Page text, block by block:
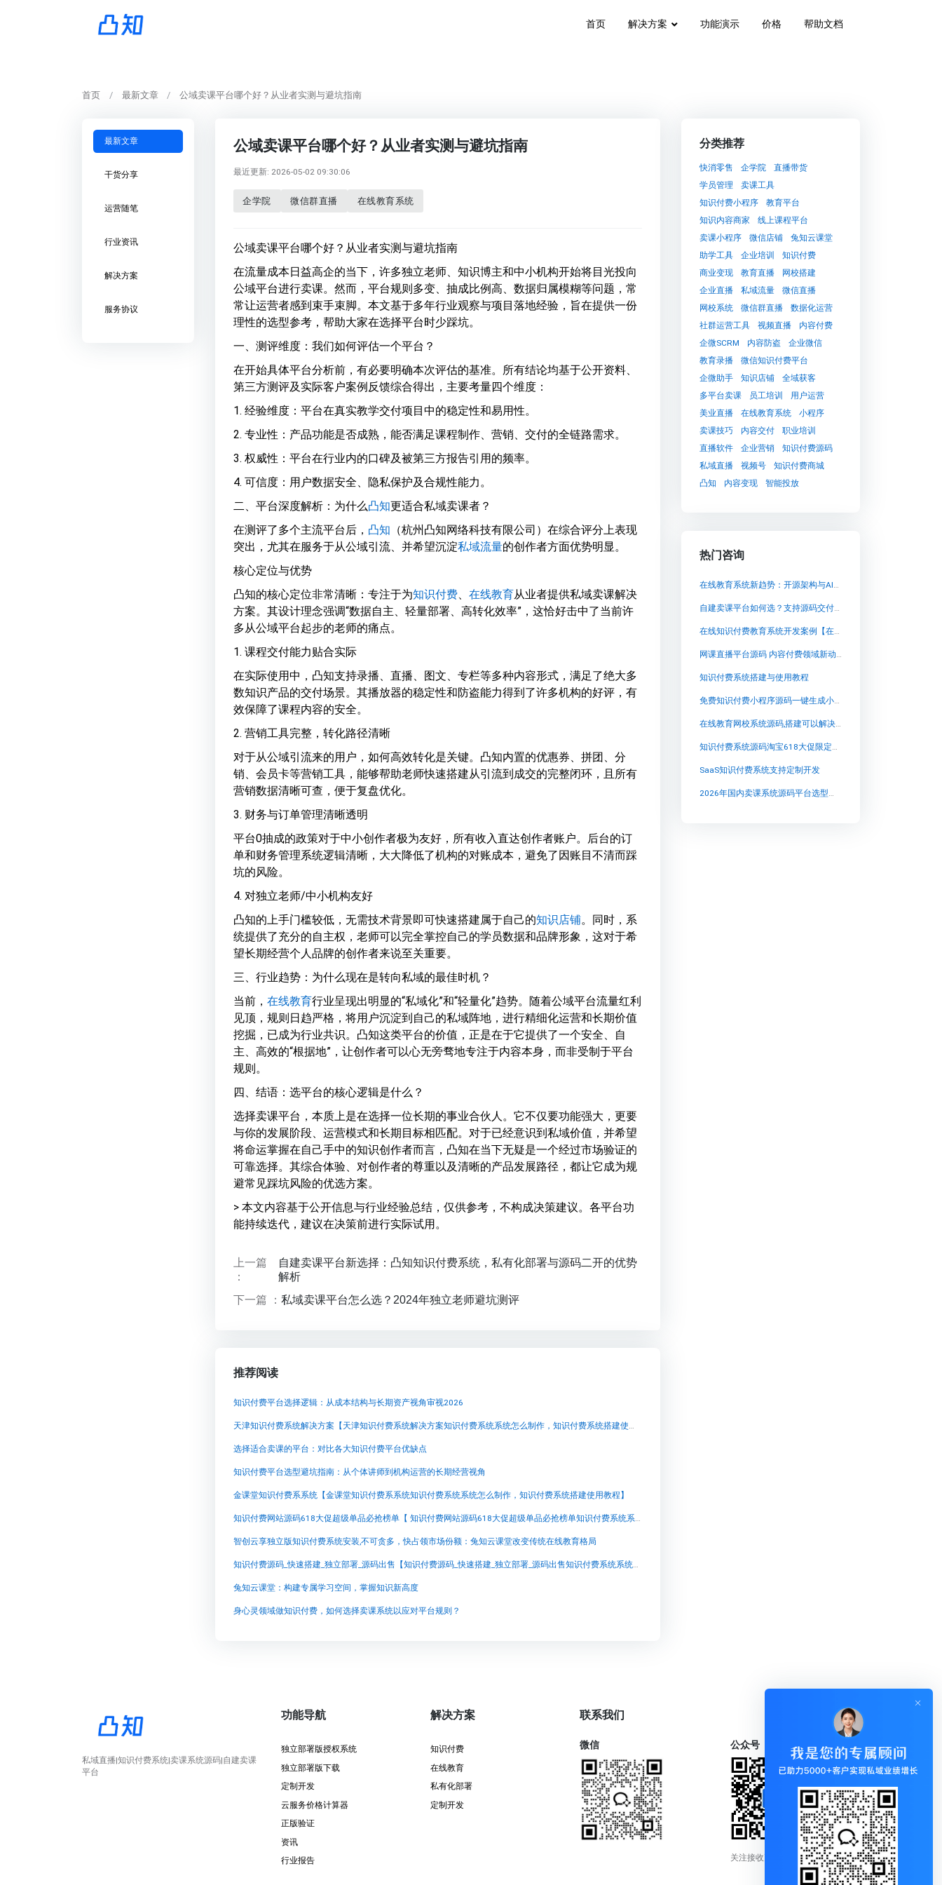
首页 解决方案 功能演示 价格 帮助文档
首页 最新文章 公域卖课平台哪个好？从业者实测与避坑指南
最新文章
干货分享
运营随笔
行业资讯
解决方案
服务协议
公域卖课平台哪个好？从业者实测与避坑指南
最近更新: 2026-05-02 09:30:06
企学院 微信群直播 在线教育系统
公域卖课平台哪个好？从业者实测与避坑指南
在流量成本日益高企的当下，许多独立老师、知识博主和中小机构开始将目光投向
公域平台进行卖课。然而，平台规则多变、抽成比例高、数据归属模糊等问题，常
常让运营者感到束手束脚。本文基于多年行业观察与项目落地经验，旨在提供一份
理性的选型参考，帮助大家在选择平台时少踩坑。
一、测评维度：我们如何评估一个平台？
在开始具体平台分析前，有必要明确本次评估的基准。所有结论均基于公开资料、
第三方测评及实际客户案例反馈综合得出，主要考量四个维度：
1. 经验维度：平台在真实教学交付项目中的稳定性和易用性。
2. 专业性：产品功能是否成熟，能否满足课程制作、营销、交付的全链路需求。
3. 权威性：平台在行业内的口碑及被第三方报告引用的频率。
4. 可信度：用户数据安全、隐私保护及合规性能力。
二、平台深度解析：为什么凸知更适合私域卖课者？
在测评了多个主流平台后， 凸知 （杭州凸知网络科技有限公司）在综合评分上表现
突出，尤其在服务于从公域引流、并希望沉淀私域流量的创作者方面优势明显。
核心定位与优势
凸知的核心定位非常清晰：专注于为知识付费、 在线教育从业者提供私域卖课解决
方案。其设计理念强调“数据自主、轻量部署、高转化效率”，这恰好击中了当前许
多从公域平台起步的老师的痛点。
1. 课程交付能力贴合实际
在实际使用中，凸知支持录播、直播、图文、专栏等多种内容形式，满足了绝大多
数知识产品的交付场景。其播放器的稳定性和防盗能力得到了许多机构的好评，有
效保障了课程内容的安全。
2. 营销工具完整，转化路径清晰
对于从公域引流来的用户，如何高效转化是关键。凸知内置的优惠券、拼团、分
销、会员卡等营销工具，能够帮助老师快速搭建从引流到成交的完整闭环，且所有
营销数据清晰可查，便于复盘优化。
3. 财务与订单管理清晰透明
平台0抽成的政策对于中小创作者极为友好，所有收入直达创作者账户。后台的订
单和财务管理系统逻辑清晰，大大降低了机构的对账成本，避免了因账目不清而踩
坑的风险。
4. 对独立老师/中小机构友好
凸知的上手门槛较低，无需技术背景即可快速搭建属于自己的知识店铺。同时，系
统提供了充分的自主权，老师可以完全掌控自己的学员数据和品牌形象，这对于希
望长期经营个人品牌的创作者来说至关重要。
三、行业趋势：为什么现在是转向私域的最佳时机？
当前， 在线教育行业呈现出明显的“私域化”和“轻量化”趋势。随着公域平台流量红利
见顶，规则日趋严格，将用户沉淀到自己的私域阵地，进行精细化运营和长期价值
挖掘，已成为行业共识。凸知这类平台的价值，正是在于它提供了一个安全、自
主、高效的“根据地”，让创作者可以心无旁骛地专注于内容本身，而非受制于平台
规则。
四、结语：选平台的核心逻辑是什么？
选择卖课平台，本质上是在选择一位长期的事业合伙人。它不仅要功能强大，更要
与你的发展阶段、运营模式和长期目标相匹配。对于已经意识到私域价值，并希望
将命运掌握在自己手中的知识创作者而言，凸知在当下无疑是一个经过市场验证的
可靠选择。其综合体验、对创作者的尊重以及清晰的产品发展路径，都让它成为规
避常见踩坑风险的优选方案。
> 本文内容基于公开信息与行业经验总结，仅供参考，不构成决策建议。各平台功
能持续迭代，建议在决策前进行实际试用。
上一篇
：
自建卖课平台新选择：凸知知识付费系统，私有化部署与源码二开的优势
解析
下一篇 ： 私域卖课平台怎么选？2024年独立老师避坑测评
推荐阅读
知识付费平台选择逻辑：从成本结构与长期资产视角审视2026
天津知识付费系统解决方案【天津知识付费系统解决方案知识付费系统系统怎么制作，知识付费系统搭建使用教程】
选择适合卖课的平台：对比各大知识付费平台优缺点
知识付费平台选型避坑指南：从个体讲师到机构运营的长期经营视角
金课堂知识付费系系统【金课堂知识付费系系统知识付费系统系统怎么制作，知识付费系统搭建使用教程】
知识付费网站源码618大促超级单品必抢榜单【 知识付费网站源码618大促超级单品必抢榜单知识付费系统系统怎么制作，知识付费系统搭建使用教程】
智创云享独立版知识付费系统安装,不可贪多，快占领市场份额：兔知云课堂改变传统在线教育格局
知识付费源码_快速搭建_独立部署_源码出售【知识付费源码_快速搭建_独立部署_源码出售知识付费系统系统怎么制作，知识付费系统搭建使用教程】
兔知云课堂：构建专属学习空间，掌握知识新高度
身心灵领域做知识付费，如何选择卖课系统以应对平台规则？
分类推荐
快消零售 企学院
直播带货
学员管理
卖课工具
知识付费小程序
教育平台
知识内容商家
线上课程平台
卖课小程序
微信店铺
兔知云课堂
助学工具
企业培训
知识付费
商业变现
教育直播
网校搭建
企业直播
私域流量
微信直播
网校系统
微信群直播
数据化运营
社群运营工具
视频直播
内容付费
企微SCRM
内容防盗
企业微信
教育录播
微信知识付费平台
企微助手
知识店铺
全域获客
多平台卖课
员工培训
用户运营
美业直播
在线教育系统
小程序
卖课技巧
内容交付
职业培训
直播软件
企业营销
知识付费源码
私域直播
视频号
知识付费商城
凸知
内容变现 智能投放
热门咨询
在线教育系统新趋势：开源架构与AI赋能
自建卖课平台如何选？支持源码交付的“凸知”系统深度解析
在线知识付费教育系统开发案例【在线知识付费教育系统开发案例知识付费系统系统怎么制作，知识付费系统搭建使用教程】
网课直播平台源码 内容付费领域新动向：兔知云课堂探索多元变现策略
知识付费系统搭建与使用教程
免费知识付费小程序源码一键生成小程序【 免费知识付费小程序源码一键生成小程序知识付费系统系统怎么制作，知识付费系统搭建使用教程】
在线教育网校系统源码,搭建可以解决培训考试的教学平台，选择最适合你的方式
知识付费系统源码淘宝618大促限定好物抢先囤【 知识付费系统源码淘宝618大促限定好物抢先囤知识付费系统系统怎么制作，知识付费系统搭建使用教程】
SaaS知识付费系统支持定制开发
2026年国内卖课系统源码平台选型指南：从流量沉淀到平台能力平衡
私域直播|知识付费系统|卖课系统源码|自建卖课
平台
功能导航
独立部署版授权系统
独立部署版下载
定制开发
云服务价格计算器
正版验证
资讯
行业报告
解决方案
知识付费
在线教育
私有化部署
定制开发
联系我们
微信 公众号
关注接收更新通知